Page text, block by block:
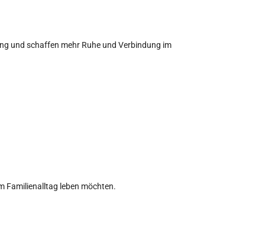
und schaffen mehr Ruhe und Verbindung im
Familienalltag leben möchten.